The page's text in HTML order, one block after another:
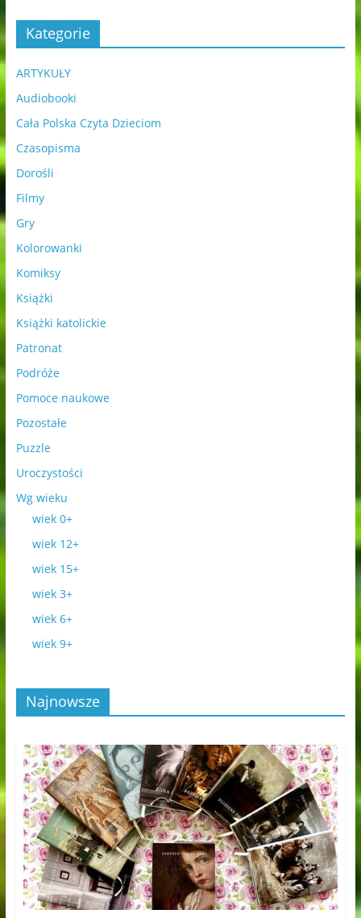
Kategorie
ARTYKUŁY
Audiobooki
Cała Polska Czyta Dzieciom
Czasopisma
Dorośli
Filmy
Gry
Kolorowanki
Komiksy
Książki
Książki katolickie
Patronat
Podróże
Pomoce naukowe
Pozostałe
Puzzle
Uroczystości
Wg wieku
wiek 0+
wiek 12+
wiek 15+
wiek 3+
wiek 6+
wiek 9+
Najnowsze